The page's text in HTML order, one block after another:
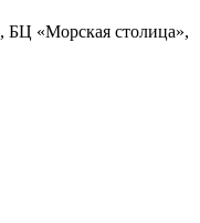
БЦ «Морская столица»,